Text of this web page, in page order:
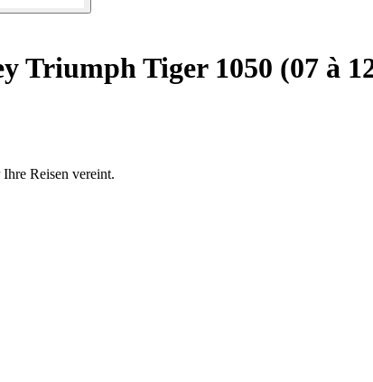
Triumph Tiger 1050 (07 à
Reisen vereint.